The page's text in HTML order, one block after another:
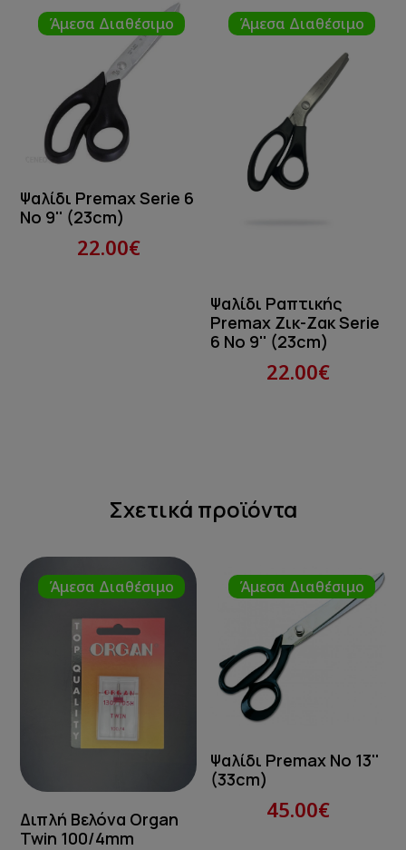
Άμεσα Διαθέσιμο
Ψαλίδι Premax Serie 6
Νο 9'' (23cm)
22.00€
Άμεσα Διαθέσιμο
Ψαλίδι Ραπτικής
Premax Ζικ-Ζακ Serie
6 No 9'' (23cm)
22.00€
Σχετικά προϊόντα
Άμεσα Διαθέσιμο
Διπλή Βελόνα Organ
Twin 100/4mm
Άμεσα Διαθέσιμο
Ψαλίδι Premax Νο 13''
(33cm)
45.00€